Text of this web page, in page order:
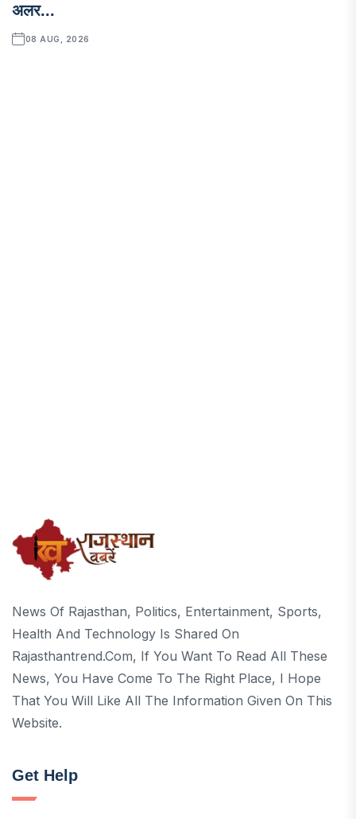
अलर...
08 AUG, 2026
News Of Rajasthan, Politics, Entertainment, Sports,
Health And Technology Is Shared On
Rajasthantrend.com, If You Want To Read All These
News, You Have Come To The Right Place, I Hope
That You Will Like All The Information Given On This
Website.
Get Help